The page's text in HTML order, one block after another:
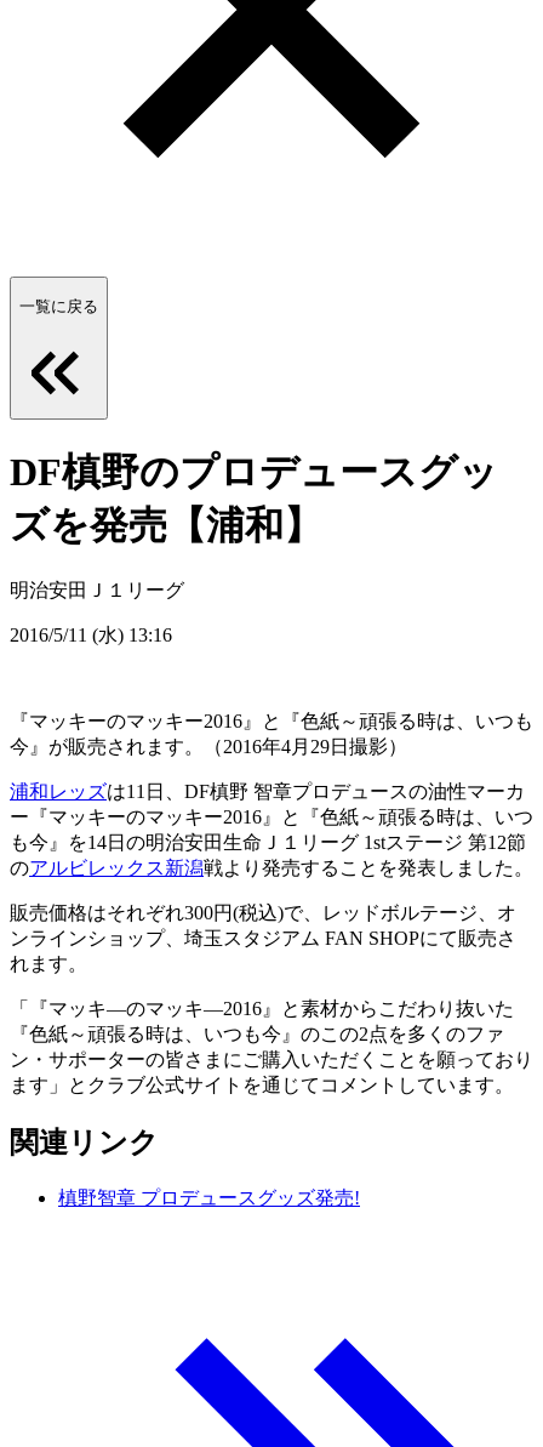
一覧に戻る
DF槙野のプロデュースグッ
ズを発売【浦和】
明治安田Ｊ１リーグ
2016/5/11 (水) 13:16
『マッキーのマッキー2016』と『色紙～頑張る時は、いつも
今』が販売されます。（2016年4月29日撮影）
浦和レッズは11日、DF槙野 智章プロデュースの油性マーカ
ー『マッキーのマッキー2016』と『色紙～頑張る時は、いつ
も今』を14日の明治安田生命Ｊ１リーグ 1stステージ 第12節
のアルビレックス新潟戦より発売することを発表しました。
販売価格はそれぞれ300円(税込)で、レッドボルテージ、オ
ンラインショップ、埼玉スタジアム FAN SHOPにて販売さ
れます。
「『マッキ―のマッキ―2016』と素材からこだわり抜いた
『色紙～頑張る時は、いつも今』のこの2点を多くのファ
ン・サポーターの皆さまにご購入いただくことを願っており
ます」とクラブ公式サイトを通じてコメントしています。
関連リンク
槙野智章 プロデュースグッズ発売!